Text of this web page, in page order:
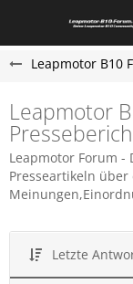
Leapmotor
Leapmotor Forum -
Presseartikeln über
Letzte